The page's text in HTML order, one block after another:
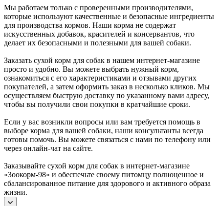
Мы работаем только с проверенными производителями,
которые используют качественные и безопасные ингредиенты
для производства кормов. Наши корма не содержат
искусственных добавок, красителей и консервантов, что
делает их безопасными и полезными для вашей собаки.
Заказать сухой корм для собак в нашем интернет-магазине
просто и удобно. Вы можете выбрать нужный корм,
ознакомиться с его характеристиками и отзывами других
покупателей, а затем оформить заказ в несколько кликов. Мы
осуществляем быструю доставку по указанному вами адресу,
чтобы вы получили свои покупки в кратчайшие сроки.
Если у вас возникли вопросы или вам требуется помощь в
выборе корма для вашей собаки, наши консультанты всегда
готовы помочь. Вы можете связаться с нами по телефону или
через онлайн-чат на сайте.
Заказывайте сухой корм для собак в интернет-магазине
«Зоокорм-98» и обеспечьте своему питомцу полноценное и
сбалансированное питание для здорового и активного образа
жизни.